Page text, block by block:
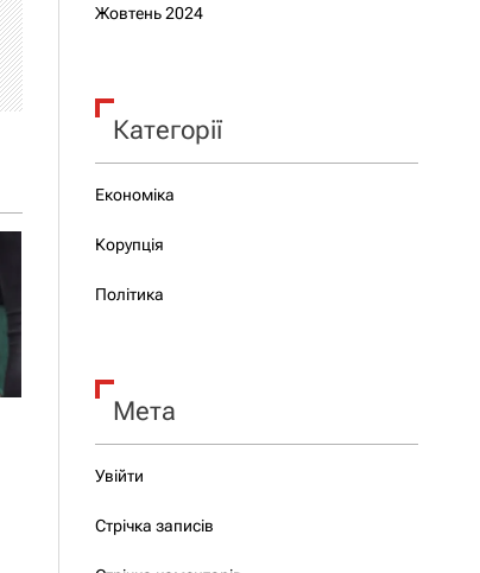
Жовтень 2024
Категорії
Економіка
Корупція
Політика
Мета
Увійти
Стрічка записів